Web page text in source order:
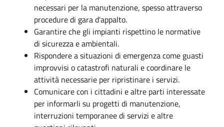
necessari per la manutenzione, spesso attraverso
procedure di gara d'appalto.
Garantire che gli impianti rispettino le normative
di sicurezza e ambientali.
Rispondere a situazioni di emergenza come guasti
improvvisi o catastrofi naturali e coordinare le
attività necessarie per ripristinare i servizi.
Comunicare con i cittadini e altre parti interessate
per informarli su progetti di manutenzione,
interruzioni temporanee di servizi e altre